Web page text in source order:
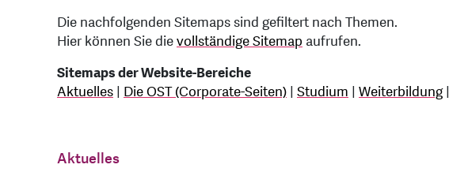
Die nachfolgenden Sitemaps sind gefiltert nach Themen.
Hier können Sie dievollständige Sitemap aufrufen.
Sitemaps der Website-Bereiche
Aktuelles | Die OST (Corporate-Seiten) | Studium | Weiterbildung|
Aktuelles